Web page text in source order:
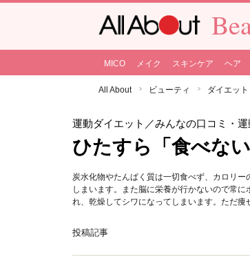
MICO メイク スキンケア ヘア
All About ビューティ ダイエット
運動ダイエット ／みんなの口コミ・
ひたすら「食べな
炭水化物やたんぱく質は一切食べず、カロリ
しまいます。また脳に栄養が行かないので常
れ、乾燥してシワになってしまいます。ただ痩
投稿記事